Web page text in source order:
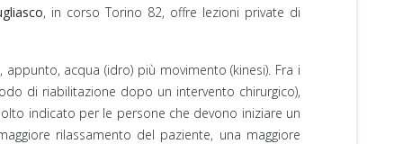
, in corso Torino 82, offre lezioni private di
acqua (idro) più movimento (kinesi). Fra i
di riabilitazione dopo un intervento chirurgico),
indicato per le persone che devono iniziare un
rilassamento del paziente, una maggiore